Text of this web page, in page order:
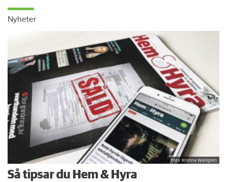
Nyheter
Foto: Kristina Wahlgren
Så tipsar du Hem & Hyra